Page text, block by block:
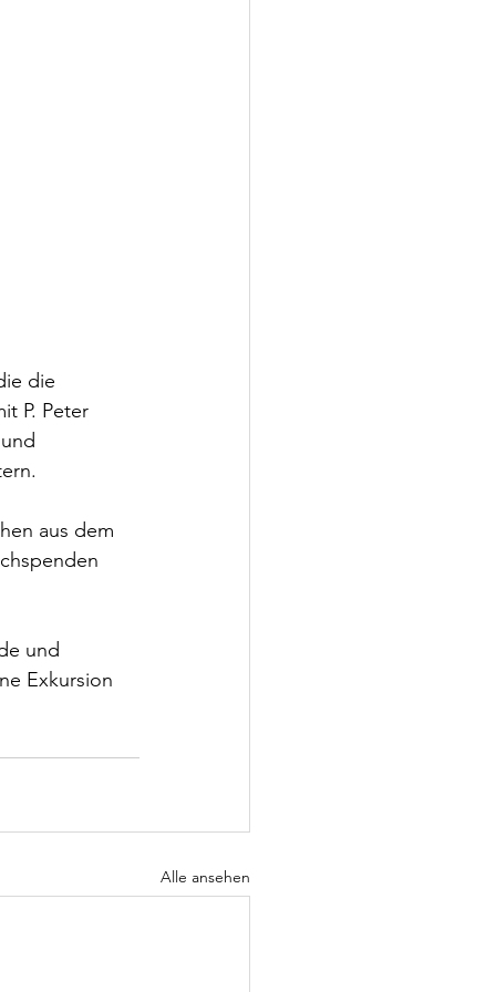
die
P. Peter
aus dem
und
Exkursion
Alle ansehen